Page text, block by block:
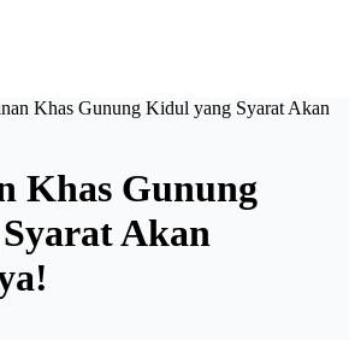
Khas Gunung Kidul yang Syarat Akan
Khas Gunung
Akan